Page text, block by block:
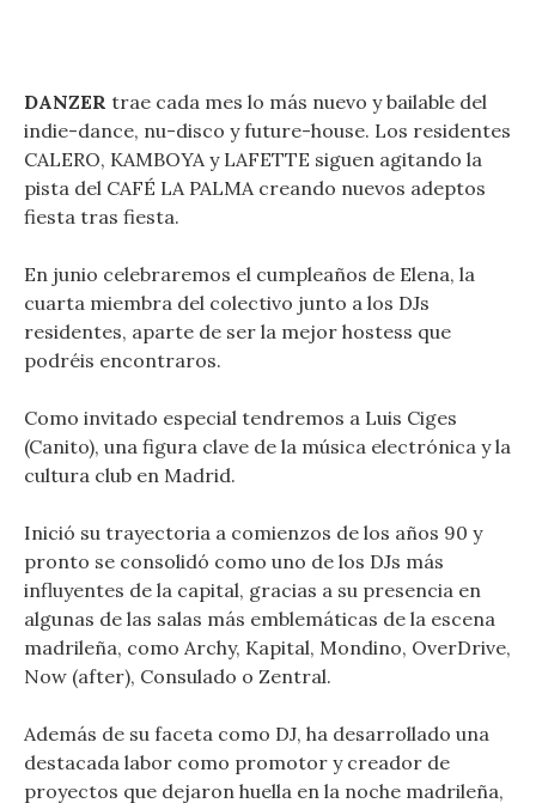
DANZER trae cada mes lo más nuevo y bailable del
indie-dance, nu-disco y future-house. Los residentes
CALERO, KAMBOYA y LAFETTE siguen agitando la
pista del CAFÉ LA PALMA creando nuevos adeptos
fiesta tras fiesta.
En junio celebraremos el cumpleaños de Elena, la
cuarta miembra del colectivo junto a los DJs
residentes, aparte de ser la mejor hostess que
podréis encontraros.
Como invitado especial tendremos a Luis Ciges
(Canito), una figura clave de la música electrónica y la
cultura club en Madrid.
Inició su trayectoria a comienzos de los años 90 y
pronto se consolidó como uno de los DJs más
influyentes de la capital, gracias a su presencia en
algunas de las salas más emblemáticas de la escena
madrileña, como Archy, Kapital, Mondino, OverDrive,
Now (after), Consulado o Zentral.
Además de su faceta como DJ, ha desarrollado una
destacada labor como promotor y creador de
proyectos que dejaron huella en la noche madrileña,